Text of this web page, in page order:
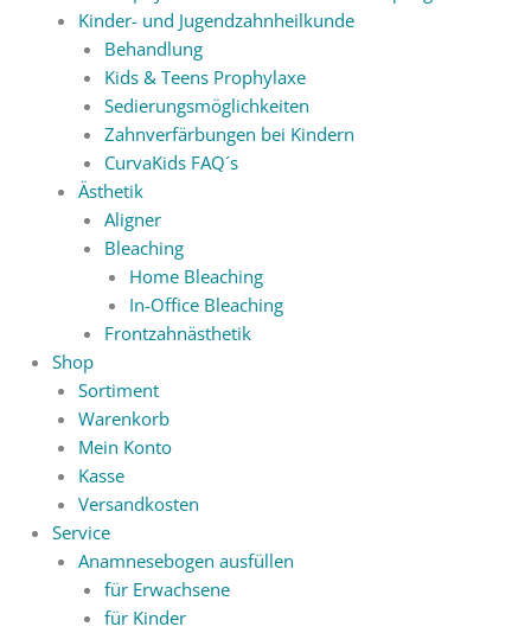
Kinder- und Jugendzahnheilkunde
Behandlung
Kids & Teens Prophylaxe
Sedierungsmöglichkeiten
Zahnverfärbungen bei Kindern
CurvaKids FAQ´s
Ästhetik
Aligner
Bleaching
Home Bleaching
In-Office Bleaching
Frontzahnästhetik
Shop
Sortiment
Warenkorb
Mein Konto
Kasse
Versandkosten
Service
Anamnesebogen ausfüllen
für Erwachsene
für Kinder